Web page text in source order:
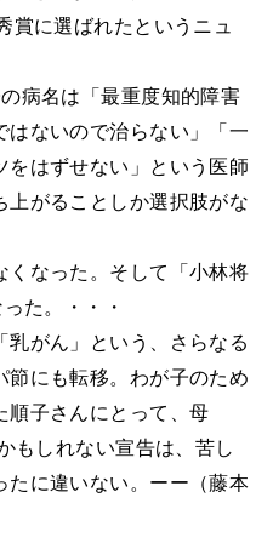
賞に選ばれたというニュ
病名は「最重度知的障害
はないので治らない」「一
をはずせない」という医師
上がることしか選択肢がな
くなった。そして「小林将
た。・・・
乳がん」という、さらなる
節にも転移。わが子のため
順子さんにとって、母
もしれない宣告は、苦し
たに違いない。ーー（藤本